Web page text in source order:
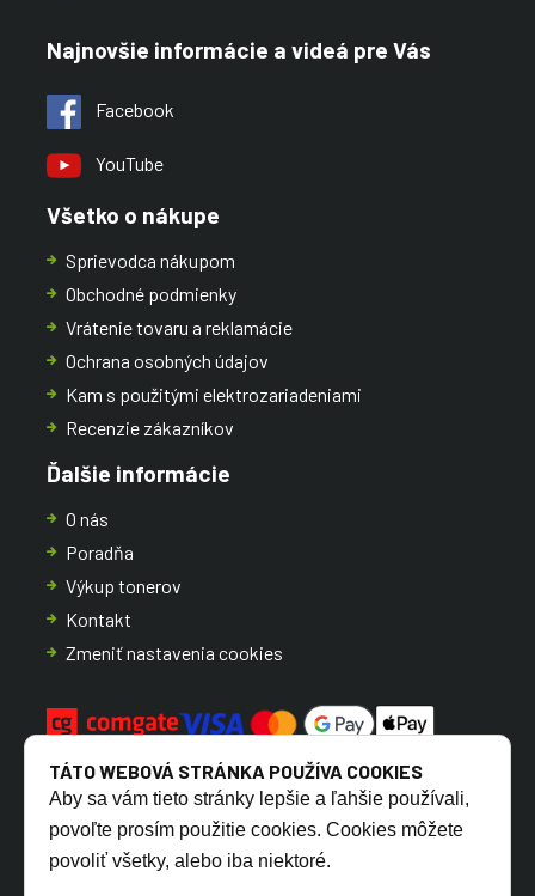
Najnovšie informácie a videá pre Vás
Facebook
YouTube
Všetko o nákupe
Sprievodca nákupom
Obchodné podmienky
Vrátenie tovaru a reklamácie
Ochrana osobných údajov
Kam s použitými elektrozariadeniami
Recenzie zákazníkov
Ďalšie informácie
O nás
Poradňa
Výkup tonerov
Kontakt
Zmeniť nastavenia cookies
TÁTO WEBOVÁ STRÁNKA POUŽÍVA COOKIES
Aby sa vám tieto stránky lepšie a ľahšie používali,
povoľte prosím použitie cookies. Cookies môžete
povoliť všetky, alebo iba niektoré.